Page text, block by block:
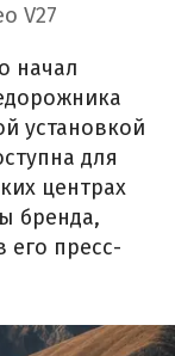
V27
начал
установкой
для
центрах
бренда,
его пресс-